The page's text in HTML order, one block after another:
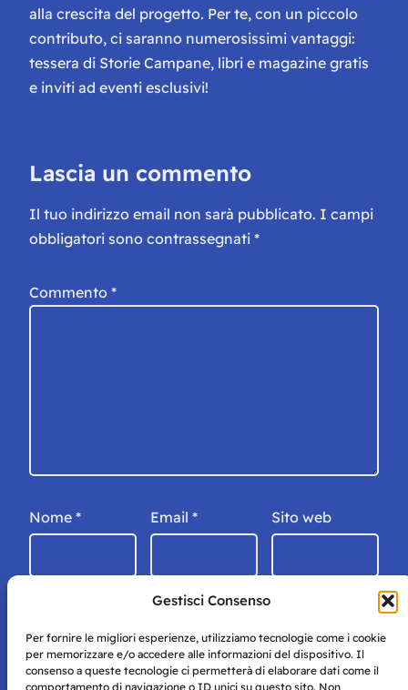
Gestisci Consenso
Per fornire le migliori esperienze, utilizziamo tecnologie come i cookie
per memorizzare e/o accedere alle informazioni del dispositivo. Il
consenso a queste tecnologie ci permetterà di elaborare dati come il
comportamento di navigazione o ID unici su questo sito. Non
alla crescita del progetto. Per te, con un piccolo
contributo, ci saranno numerosissimi vantaggi:
tessera di Storie Campane, libri e magazine gratis
e inviti ad eventi esclusivi!
Lascia un commento
Il tuo indirizzo email non sarà pubblicato. I campi
obbligatori sono contrassegnati *
Commento *
Nome * Email * Sito web